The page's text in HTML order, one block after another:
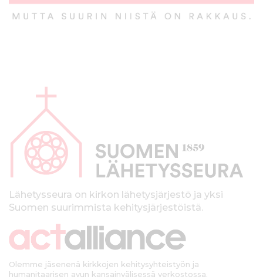
p
kLähetysseura on kirkon lähetysjärjestö ja yksi
Suomen suurimmista kehitysjärjestöistä.
Olemme jäsenenä kirkkojen kehitysyhteistyön ja
humanitaarisen avun kansainvälisessä verkostossa.